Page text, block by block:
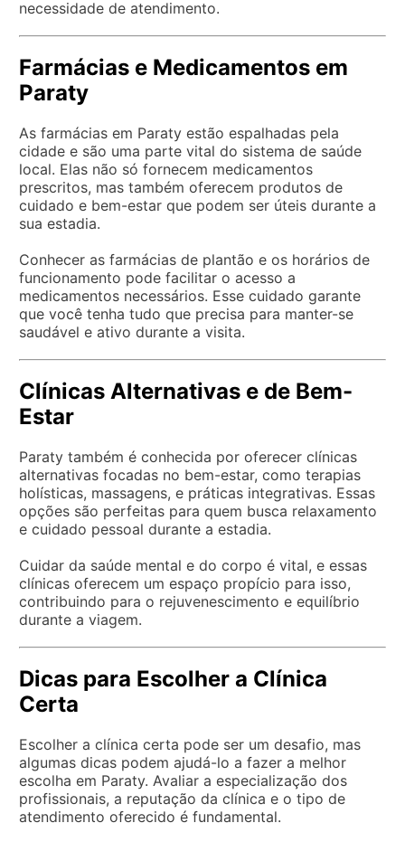
necessidade de atendimento.
Farmácias e Medicamentos em
Paraty
As farmácias em Paraty estão espalhadas pela
cidade e são uma parte vital do sistema de saúde
local. Elas não só fornecem medicamentos
prescritos, mas também oferecem produtos de
cuidado e bem-estar que podem ser úteis durante a
sua estadia.
Conhecer as farmácias de plantão e os horários de
funcionamento pode facilitar o acesso a
medicamentos necessários. Esse cuidado garante
que você tenha tudo que precisa para manter-se
saudável e ativo durante a visita.
Clínicas Alternativas e de Bem-
Estar
Paraty também é conhecida por oferecer clínicas
alternativas focadas no bem-estar, como terapias
holísticas, massagens, e práticas integrativas. Essas
opções são perfeitas para quem busca relaxamento
e cuidado pessoal durante a estadia.
Cuidar da saúde mental e do corpo é vital, e essas
clínicas oferecem um espaço propício para isso,
contribuindo para o rejuvenescimento e equilíbrio
durante a viagem.
Dicas para Escolher a Clínica
Certa
Escolher a clínica certa pode ser um desafio, mas
algumas dicas podem ajudá-lo a fazer a melhor
escolha em Paraty. Avaliar a especialização dos
profissionais, a reputação da clínica e o tipo de
atendimento oferecido é fundamental.